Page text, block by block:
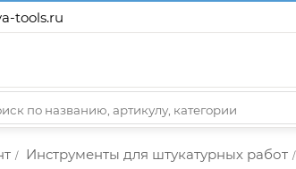
tools.ru
/ Инструменты для штукатурных работ /